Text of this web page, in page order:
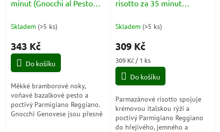
minut (Gnocchi al Pesto
Skladem (>5 ks)
343 Kč
Do košíku
Měkké bramborové noky,
voňavé bazalkové pesto a
poctivý Parmigiano Reggiano.
Gnocchi Genovese jsou přesně
risotto za 35 minut
Reggiano)
Skladem (>5 ks)
309 Kč
Měrná
cena:
309 Kč / 1 ks
Do košíku
Parmazánové risotto spojuje
krémovou italskou rýži a
poctivý Parmigiano Reggiano
do hřejivého, jemného a